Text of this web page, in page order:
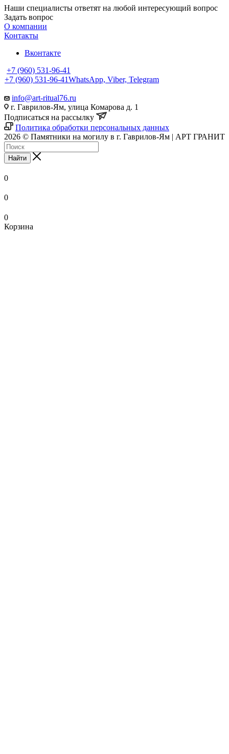
Наши специалисты ответят на любой интересующий вопрос
Задать вопрос
О компании
Контакты
Вконтакте
+7 (960) 531-96-41
+7 (960) 531-96-41WhatsApp, Viber, Telegram
info@art-ritual76.ru
г. Гаврилов-Ям, улица Комарова д. 1
Подписаться на рассылку
Политика обработки персональных данных
2026 © Памятники на могилу в г. Гаврилов-Ям | АРТ ГРАНИТ
Найти
0
0
0
Корзина